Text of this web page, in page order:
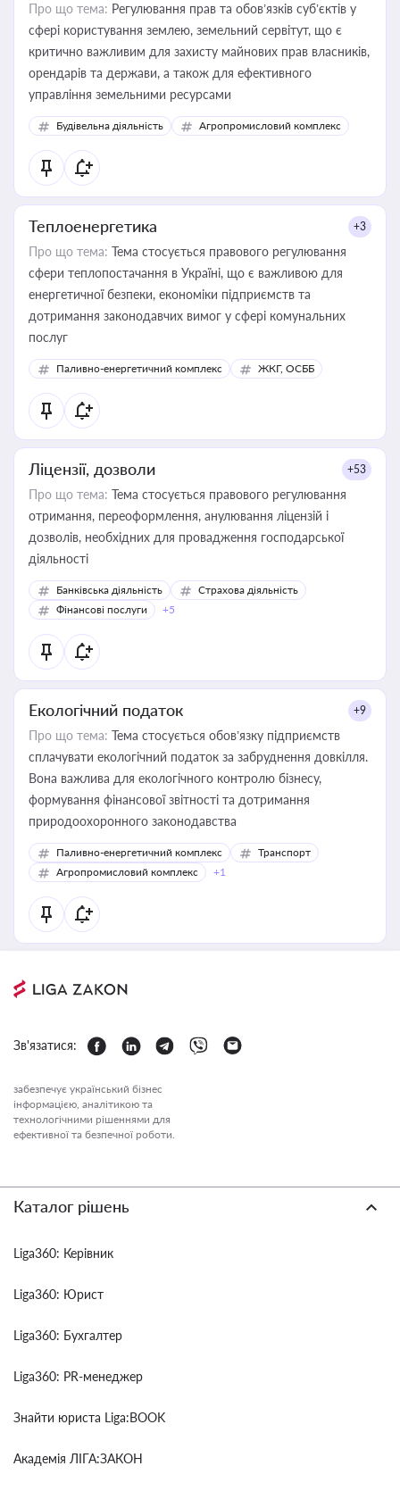
Про що тема: Регулювання прав та обов’язків суб’єктів у
сфері користування землею, земельний сервітут, що є
критично важливим для захисту майнових прав власників,
орендарів та держави, а також для ефективного
управління земельними ресурсами
Будівельна діяльність Агропромисловий комплекс
Теплоенергетика +3
Про що тема: Тема стосується правового регулювання
сфери теплопостачання в Україні, що є важливою для
енергетичної безпеки, економіки підприємств та
дотримання законодавчих вимог у сфері комунальних
послуг
Паливно-енергетичний комплекс ЖКГ, ОСББ
Ліцензії, дозволи +53
Про що тема: Тема стосується правового регулювання
отримання, переоформлення, анулювання ліцензій і
дозволів, необхідних для провадження господарської
діяльності
Банківська діяльність
Страхова діяльність
Фінансові послуги
+5
Екологічний податок +9
Про що тема: Тема стосується обов’язку підприємств
сплачувати екологічний податок за забруднення довкілля.
Вона важлива для екологічного контролю бізнесу,
формування фінансової звітності та дотримання
природоохоронного законодавства
Паливно-енергетичний комплекс
Транспорт
Агропромисловий комплекс
+1
Зв'язатися:
забезпечує український бізнес
інформацією, аналітикою та
технологічними рішеннями для
ефективної та безпечної роботи.
Каталог рішень
Liga360: Керівник
Liga360: Юрист
Liga360: Бухгалтер
Liga360: PR-менеджер
Знайти юриста Liga:BOOK
Академія ЛІГА:ЗАКОН